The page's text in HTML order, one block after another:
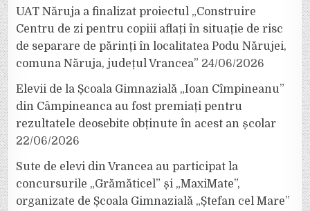
UAT Năruja a finalizat proiectul „Construire
Centru de zi pentru copiii aflați în situație de risc
de separare de părinți în localitatea Podu Nărujei,
comuna Năruja, județul Vrancea” 24/06/2026
Elevii de la Școala Gimnazială „Ioan Cîmpineanu”
din Câmpineanca au fost premiați pentru
rezultatele deosebite obținute în acest an școlar
22/06/2026
Sute de elevi din Vrancea au participat la
concursurile „Grămăticel” și „MaxiMate”,
organizate de Școala Gimnazială „Ștefan cel Mare”